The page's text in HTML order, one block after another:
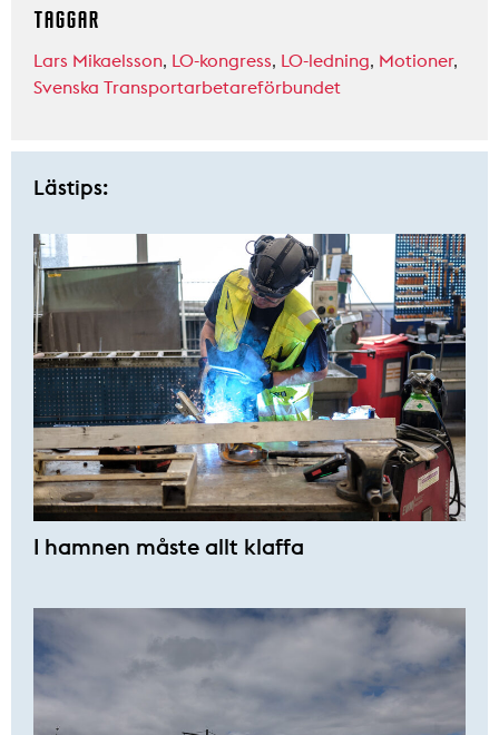
TAGGAR
Lars Mikaelsson, LO-kongress, LO-ledning, Motioner,
Svenska Transportarbetareförbundet
Lästips:
I hamnen måste allt klaffa